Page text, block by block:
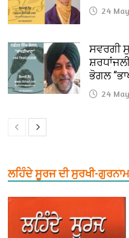
24
ਸਵਰਗੀ
ਭੋਗਲ
24
ਲਹਿੰਦੇ ਸੂਰਜ ਦੀ ਸੁਰਖੀ-